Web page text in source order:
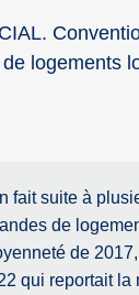
logements
fait suite à
de
de
qui reportait